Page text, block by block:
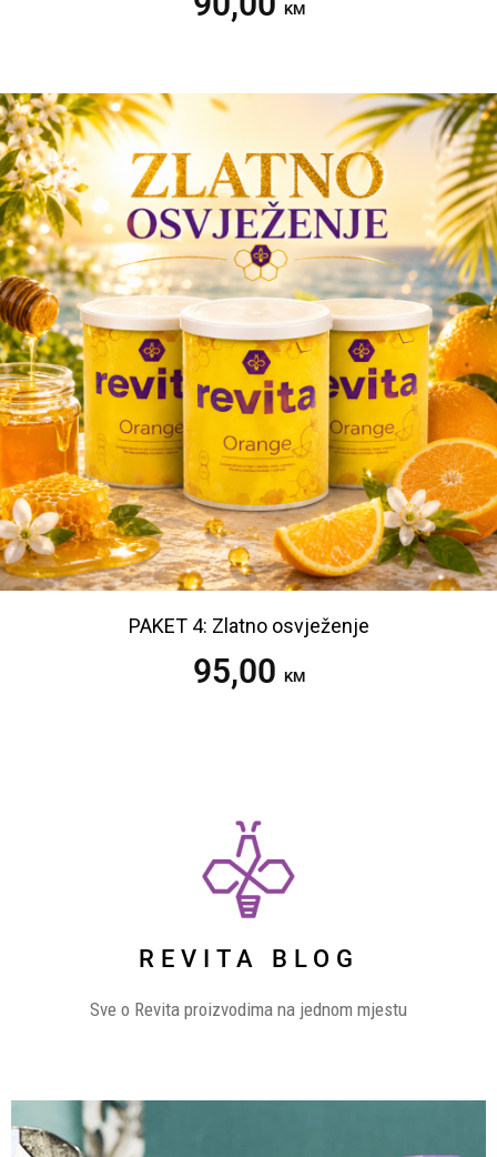
KM
PAKET 4: Zlatno osvježenje
95,00 KM
REVITA BLOG
Sve o Revita proizvodima na jednom mjestu